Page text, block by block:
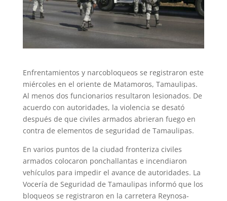
Enfrentamientos y narcobloqueos se registraron este
miércoles en el oriente de Matamoros, Tamaulipas.
Al menos dos funcionarios resultaron lesionados. De
acuerdo con autoridades, la violencia se desató
después de que civiles armados abrieran fuego en
contra de elementos de seguridad de Tamaulipas.
En varios puntos de la ciudad fronteriza civiles
armados colocaron ponchallantas e incendiaron
vehículos para impedir el avance de autoridades. La
Vocería de Seguridad de Tamaulipas informó que los
bloqueos se registraron en la carretera Reynosa-